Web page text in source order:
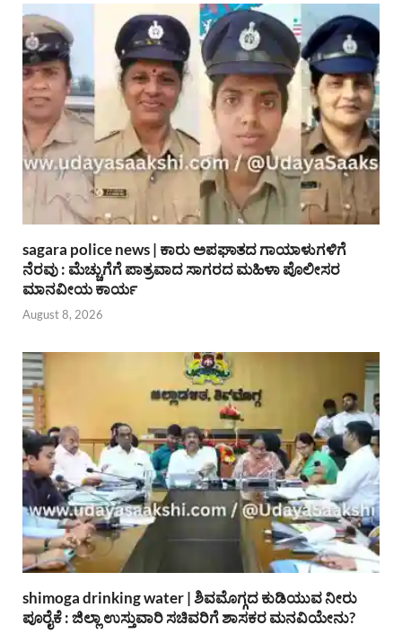
sagara police news | ಕಾರು ಅಪಘಾತದ ಗಾಯಾಳುಗಳಿಗೆ
ನೆರವು : ಮೆಚ್ಚುಗೆಗೆ ಪಾತ್ರವಾದ ಸಾಗರದ ಮಹಿಳಾ ಪೊಲೀಸರ
ಮಾನವೀಯ ಕಾರ್ಯ
August 8, 2026
shimoga drinking water | ಶಿವಮೊಗ್ಗದ ಕುಡಿಯುವ ನೀರು
ಪೂರೈಕೆ : ಜಿಲ್ಲಾ ಉಸ್ತುವಾರಿ ಸಚಿವರಿಗೆ ಶಾಸಕರ ಮನವಿಯೇನು?